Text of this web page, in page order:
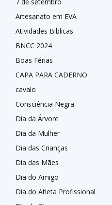
7 de setembro
Artesanato em EVA
Atividades Biblicas
BNCC 2024
Boas Férias
CAPA PARA CADERNO
cavalo
Consciência Negra
Dia da Árvore
Dia da Mulher
Dia das Crianças
Dia das Mães
Dia do Amigo
Dia do Atleta Profissional